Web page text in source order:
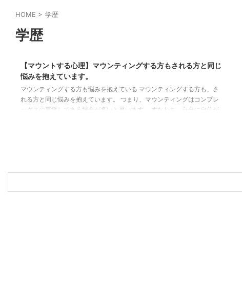
HOME > 学歴
学歴
マウンティングの心理 マウンティング対策 学歴のマウンティング
【マウントする心理】マウンティングする方もされる方と同じ
悩みを抱えています。
マウンティングする方も悩みを抱えている マウンティングする方も、さ
れる方と同じ悩みを抱えています。 つまり、マウンティングはコンプレ
ックスの裏返しである場合が多いと思います。 すなわち、自分に自信が